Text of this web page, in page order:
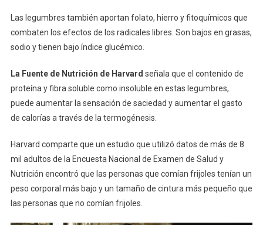
Las legumbres también aportan folato, hierro y fitoquímicos que
combaten los efectos de los radicales libres. Son bajos en grasas,
sodio y tienen bajo índice glucémico.
La Fuente de Nutrición de Harvard señala que el contenido de
proteína y fibra soluble como insoluble en estas legumbres,
puede aumentar la sensación de saciedad y aumentar el gasto
de calorías a través de la termogénesis.
Harvard comparte que un estudio que utilizó datos de más de 8
mil adultos de la Encuesta Nacional de Examen de Salud y
Nutrición encontró que las personas que comían frijoles tenían un
peso corporal más bajo y un tamaño de cintura más pequeño que
las personas que no comían frijoles.